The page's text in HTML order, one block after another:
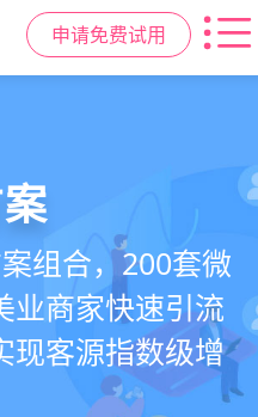
申请免费试用
美盈易
域运营增长方
门店拓、留、
组合，200套微
业商家快速引流
现客源指数级增
到裂变转介绍面
问销售，实现客